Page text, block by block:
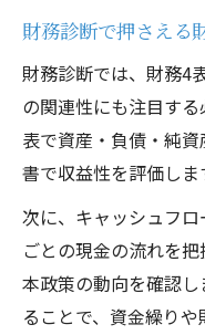
財務診断で押さえる
財務診断では、財務4
の関連性にも注目す
表で資産・負債・純
書で収益性を評価しま
次に、キャッシュフ
ごとの現金の流れを
本政策の動向を確認
ることで、資金繰り